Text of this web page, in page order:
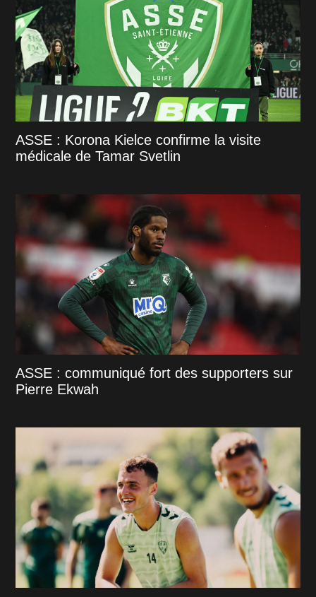
ASSE : Korona Kielce confirme la visite
médicale de Tamar Svetlin
ASSE : communiqué fort des supporters sur
Pierre Ekwah